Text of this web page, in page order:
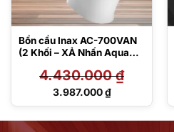
Bồn cầu Inax AC-700VAN
(2 Khối – XẢ Nhấn Aqua
4.430.000₫
Giá
3.987.000₫
Giá